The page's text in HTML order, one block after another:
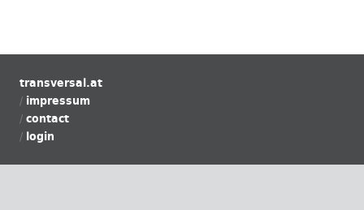
transversal.at
impressum
contact
login